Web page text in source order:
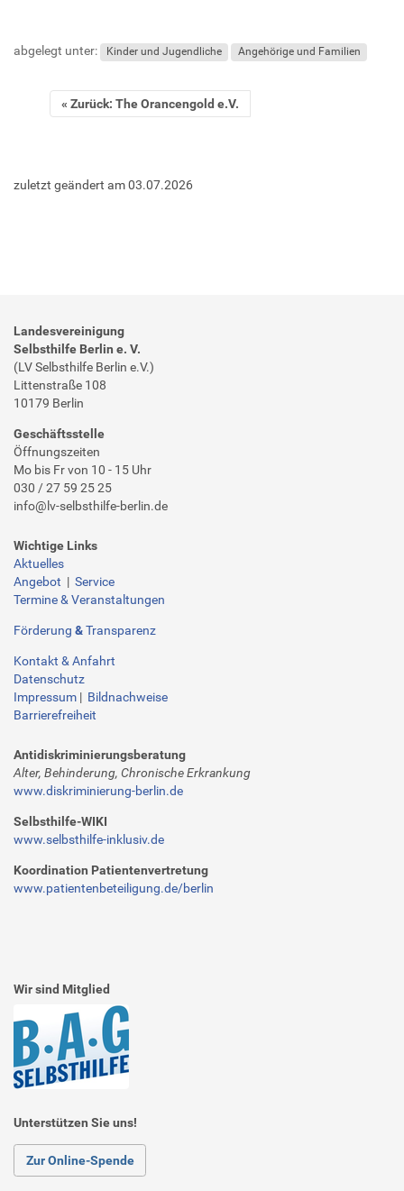
abgelegt unter: Kinder und Jugendliche Angehörige und Familien
Zurück: The Orancengold e.V.
zuletzt geändert am03.07.2026
Landesvereinigung
Selbsthilfe Berlin e. V.
(LV Selbsthilfe Berlin e.V.)
Littenstraße 108
10179 Berlin
Geschäftsstelle
Öffnungszeiten
Mo bis Fr von 10 - 15 Uhr
030 / 27 59 25 25
info@lv-selbsthilfe-berlin.de
Wichtige Links
Aktuelles
Angebot | Service
Termine & Veranstaltungen
Förderung &Transparenz
Kontakt & Anfahrt
Datenschutz
Impressum | Bildnachweise
Barrierefreiheit
Antidiskriminierungsberatung
Alter, Behinderung, Chronische Erkrankung
www.diskriminierung-berlin.de
Selbsthilfe-WIKI
www.selbsthilfe-inklusiv.de
Koordination Patientenvertretung
www.patientenbeteiligung.de/berlin
Wir sind Mitglied
Unterstützen Sie uns!
Zur Online-Spende